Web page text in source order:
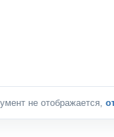
не отображается,